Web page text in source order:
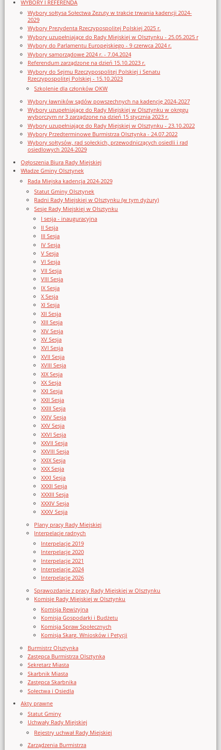
WYBORY I REFERENDA
Wybory sołtysa Sołectwa Zezuty w trakcie trwania kadencji 2024-
2029
Wybory Prezydenta Rzeczypospolitej Polskiej 2025 r.
Wybory uzupełniające do Rady Miejskiej w Olsztynku - 25.05.2025 r
Wybory do Parlamentu Europejskiego - 9 czerwca 2024 r.
Wybory samorządowe 2024 r. - 7.04.2024
Referendum zarządzone na dzień 15.10.2023 r.
Wybory do Sejmu Rzeczypospolitej Polskiej i Senatu
Rzeczypospolitej Polskiej - 15.10.2023
Szkolenie dla członków OKW
Wybory ławników sądów powszechnych na kadencję 2024-2027
Wybory uzupełniające do Rady Miejskiej w Olsztynku w okręgu
wyborczym nr 3 zarządzone na dzień 15 stycznia 2023 r.
Wybory uzupełniające do Rady Miejskiej w Olsztynku - 23.10.2022
Wybory Przedterminowe Burmistrza Olsztynka - 24.07.2022
Wybory sołtysów, rad sołeckich, przewodniczących osiedli i rad
osiedlowych 2024-2029
Ogłoszenia Biura Rady Miejskiej
Władze Gminy Olsztynek
Rada Miejska kadencja 2024-2029
Statut Gminy Olsztynek
Radni Rady Miejskiej w Olsztynku (w tym dyżury)
Sesje Rady Miejskiej w Olsztynku
I sesja - inauguracyjna
II Sesja
III Sesja
IV Sesja
V Sesja
VI Sesja
VII Sesja
VIII Sesja
IX Sesja
X Sesja
XI Sesja
XII Sesja
XIII Sesja
XIV Sesja
XV Sesja
XVI Sesja
XVII Sesja
XVIII Sesja
XIX Sesja
XX Sesja
XXI Sesja
XXII Sesja
XXIII Sesja
XXIV Sesja
XXV Sesja
XXVI Sesja
XXVII Sesja
XXVIII Sesja
XXIX Sesja
XXX Sesja
XXXI Sesja
XXXII Sesja
XXXIII Sesja
XXXIV Sesja
XXXV Sesja
Plany pracy Rady Miejskiej
Interpelacje radnych
Interpelacje 2019
Interpelacje 2020
Interpelacje 2021
Interpelacje 2024
Interpelacje 2026
Sprawozdanie z pracy Rady Miejskiej w Olsztynku
Komisje Rady Miejskiej w Olsztynku
Komisja Rewizyjna
Komisja Gospodarki i Budżetu
Komisja Spraw Społecznych
Komisja Skarg, Wniosków i Petycji
Burmistrz Olsztynka
Zastępca Burmistrza Olsztynka
Sekretarz Miasta
Skarbnik Miasta
Zastępca Skarbnika
Sołectwa i Osiedla
Akty prawne
Statut Gminy
Uchwały Rady Miejskiej
Rejestry uchwał Rady Miejskiej
Zarządzenia Burmistrza